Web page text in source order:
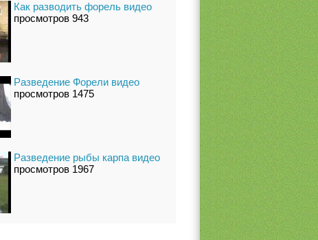
Как разводить форель видео
просмотров 943
Разведение Форели видео
просмотров 1475
Разведение рыбы карпа видео
просмотров 1967